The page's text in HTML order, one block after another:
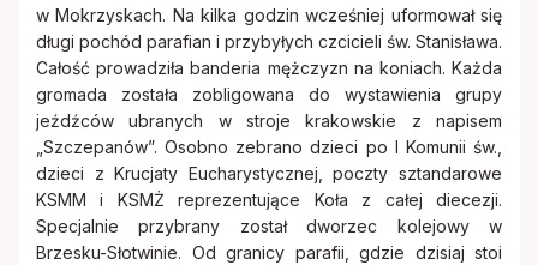
w Mokrzyskach. Na kilka godzin wcześniej uformował się
długi pochód parafian i przybyłych czcicieli św. Stanisława.
Całość prowadziła banderia mężczyzn na koniach. Każda
gromada została zobligowana do wystawienia grupy
jeźdźców ubranych w stroje krakowskie z napisem
„Szczepanów”. Osobno zebrano dzieci po I Komunii św.,
dzieci z Krucjaty Eucharystycznej, poczty sztandarowe
KSMM i KSMŻ reprezentujące Koła z całej diecezji.
Specjalnie przybrany został dworzec kolejowy w
Brzesku-Słotwinie. Od granicy parafii, gdzie dzisiaj stoi